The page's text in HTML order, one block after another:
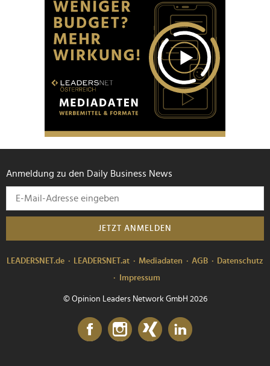
Anmeldung zu den Daily Business News
JETZT ANMELDEN
LEADERSNET.de LEADERSNET.at Mediadaten AGB
Datenschutz
Impressum
© Opinion Leaders Network GmbH 2026